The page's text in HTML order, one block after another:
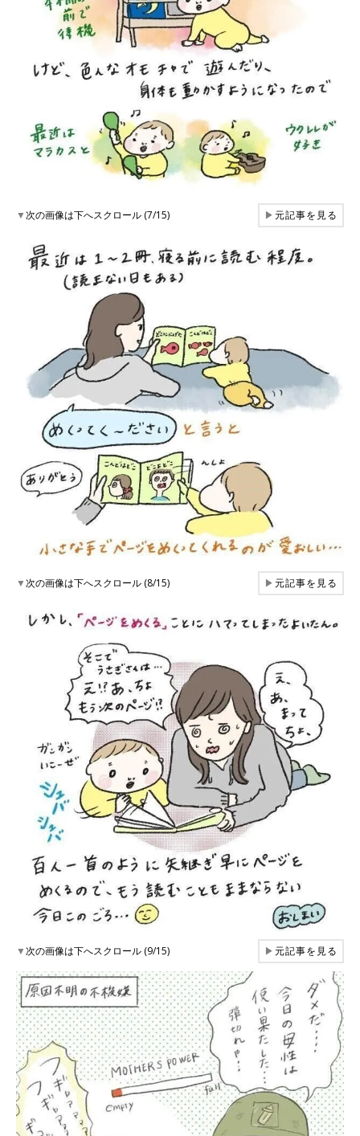
▼次の画像は下へスクロール (7/15) ▶元記事を見る
▼次の画像は下へスクロール (8/15) ▶元記事を見る
▼次の画像は下へスクロール (9/15) ▶元記事を見る